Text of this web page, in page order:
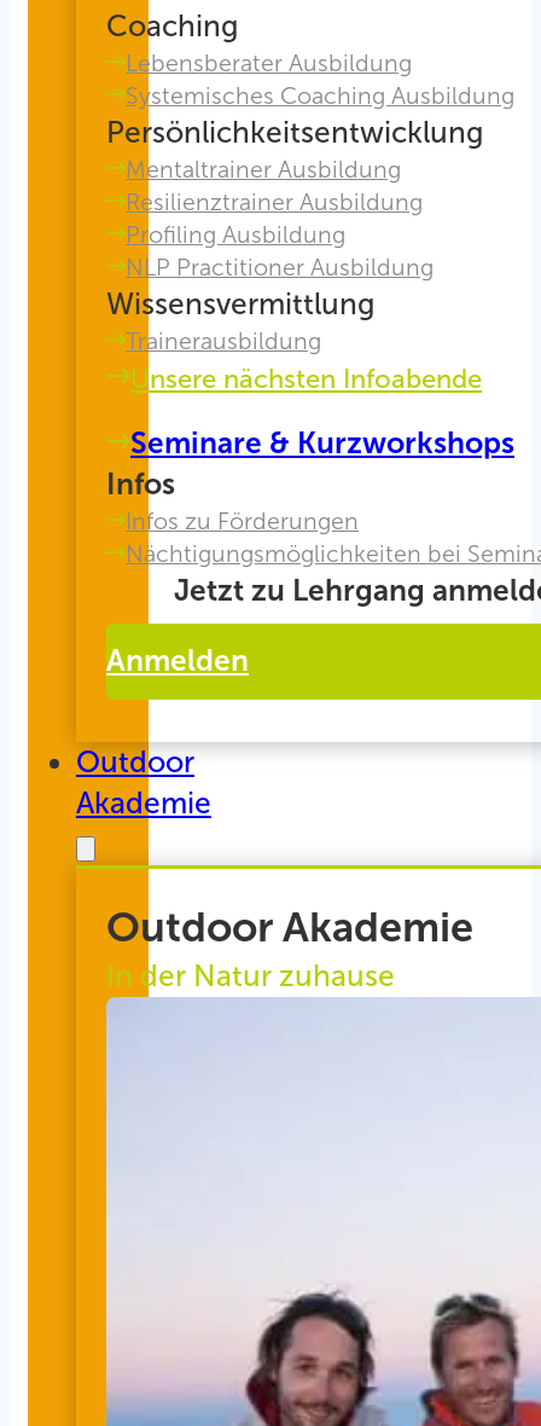
Coaching
Lebensberater Ausbildung
Systemisches Coaching Ausbildung
Persönlichkeitsentwicklung
Mentaltrainer Ausbildung
Resilienztrainer Ausbildung
Profiling Ausbildung
NLP Practitioner Ausbildung
Wissensvermittlung
Trainerausbildung
Unsere nächsten Infoabende
Seminare & Kurzworkshops
Infos
Infos zu Förderungen
Nächtigungsmöglichkeiten bei
Jetzt zu Lehrgang
Anmelden
Outdoor
Akademie
Outdoor Akademie
In der Natur zuhause